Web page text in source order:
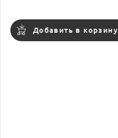
Добавить в корзину